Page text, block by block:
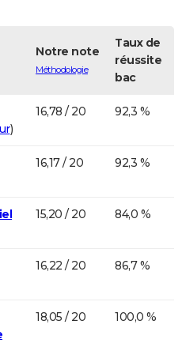
Notre note
Méthodologie
Taux de
réussite
bac
)
16,78 / 20 92,3 %
16,17 / 20 92,3 %
15,20 / 20 84,0 %
16,22 / 20 86,7 %
18,05 / 20 100,0 %